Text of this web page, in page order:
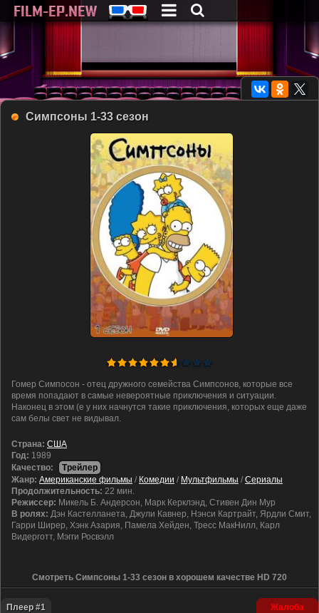
Симпсоны 1-33 сезон
Гомер Симпосон - отец дружного семейства Симпсонов, которые все
время попадают в самые невероятные приключения и ситуации.
Наконец в этом (е у них начнутся такие приключения, которых еще даже
сам белы свет не видывал.
Cтрана: США
Год: 1989
Качество:
Трейлер
Жанр: Американские фильмы / Комедии / Мультфильмы / Сериалы
Продолжительность: 22 мин.
Режиссер: Микель Б. Андерсон, Марк Керклэнд, Стивен Дин Мур
В ролях: Дэн Кастелланета, Джули Кавнер, Нэнси Картрайт, Ярдли Смит,
Гарри Ширер, Хэнк Азария, Памела Хейден, Тресс МакНилл, Карл
Видерготт, Мэгги Росвэлл
Смотреть Симпсоны 1-33 сезон в хорошем качестве HD 720
Плеер #1 Жалоба